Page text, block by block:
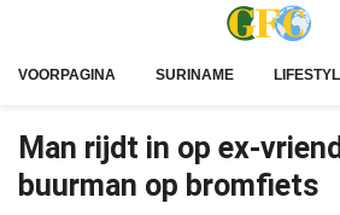
VOORPAGINA SURINAME
Man rijdt in op ex-
buurman op bromfiets